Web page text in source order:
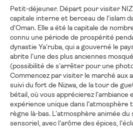
Petit-déjeuner. Départ pour visiter
capitale interne et berceau de l'islam
d'Oman. Elle a été la capitale de
connu une période de prospérité
dynastie Ya'ruba, qui a gouverné le
abrite l'une des plus anciennes
(possibilité de s'arrêter pour une
Commencez par visiter le marché aux
suivi du fort de Nizwa, de la tour de
bétail, où vous apprécierez l'ambiance
expérience unique dans l'atmosphère
règne là-bas. L'atmosphère animée du
sensoriel, avec l'arôme des épices,